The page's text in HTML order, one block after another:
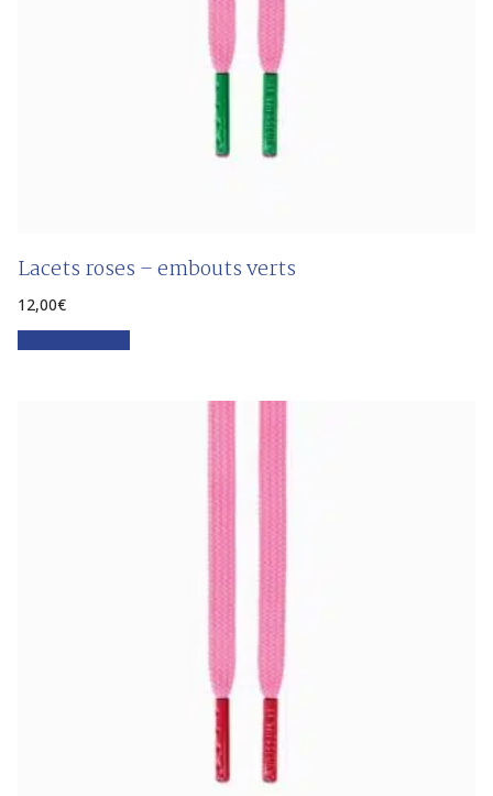
Lacets roses – embouts verts
12,00€